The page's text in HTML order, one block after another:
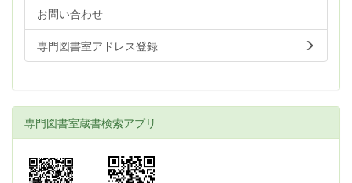
お問い合わせ
専門図書室アドレス登録
専門図書室蔵書検索アプリ